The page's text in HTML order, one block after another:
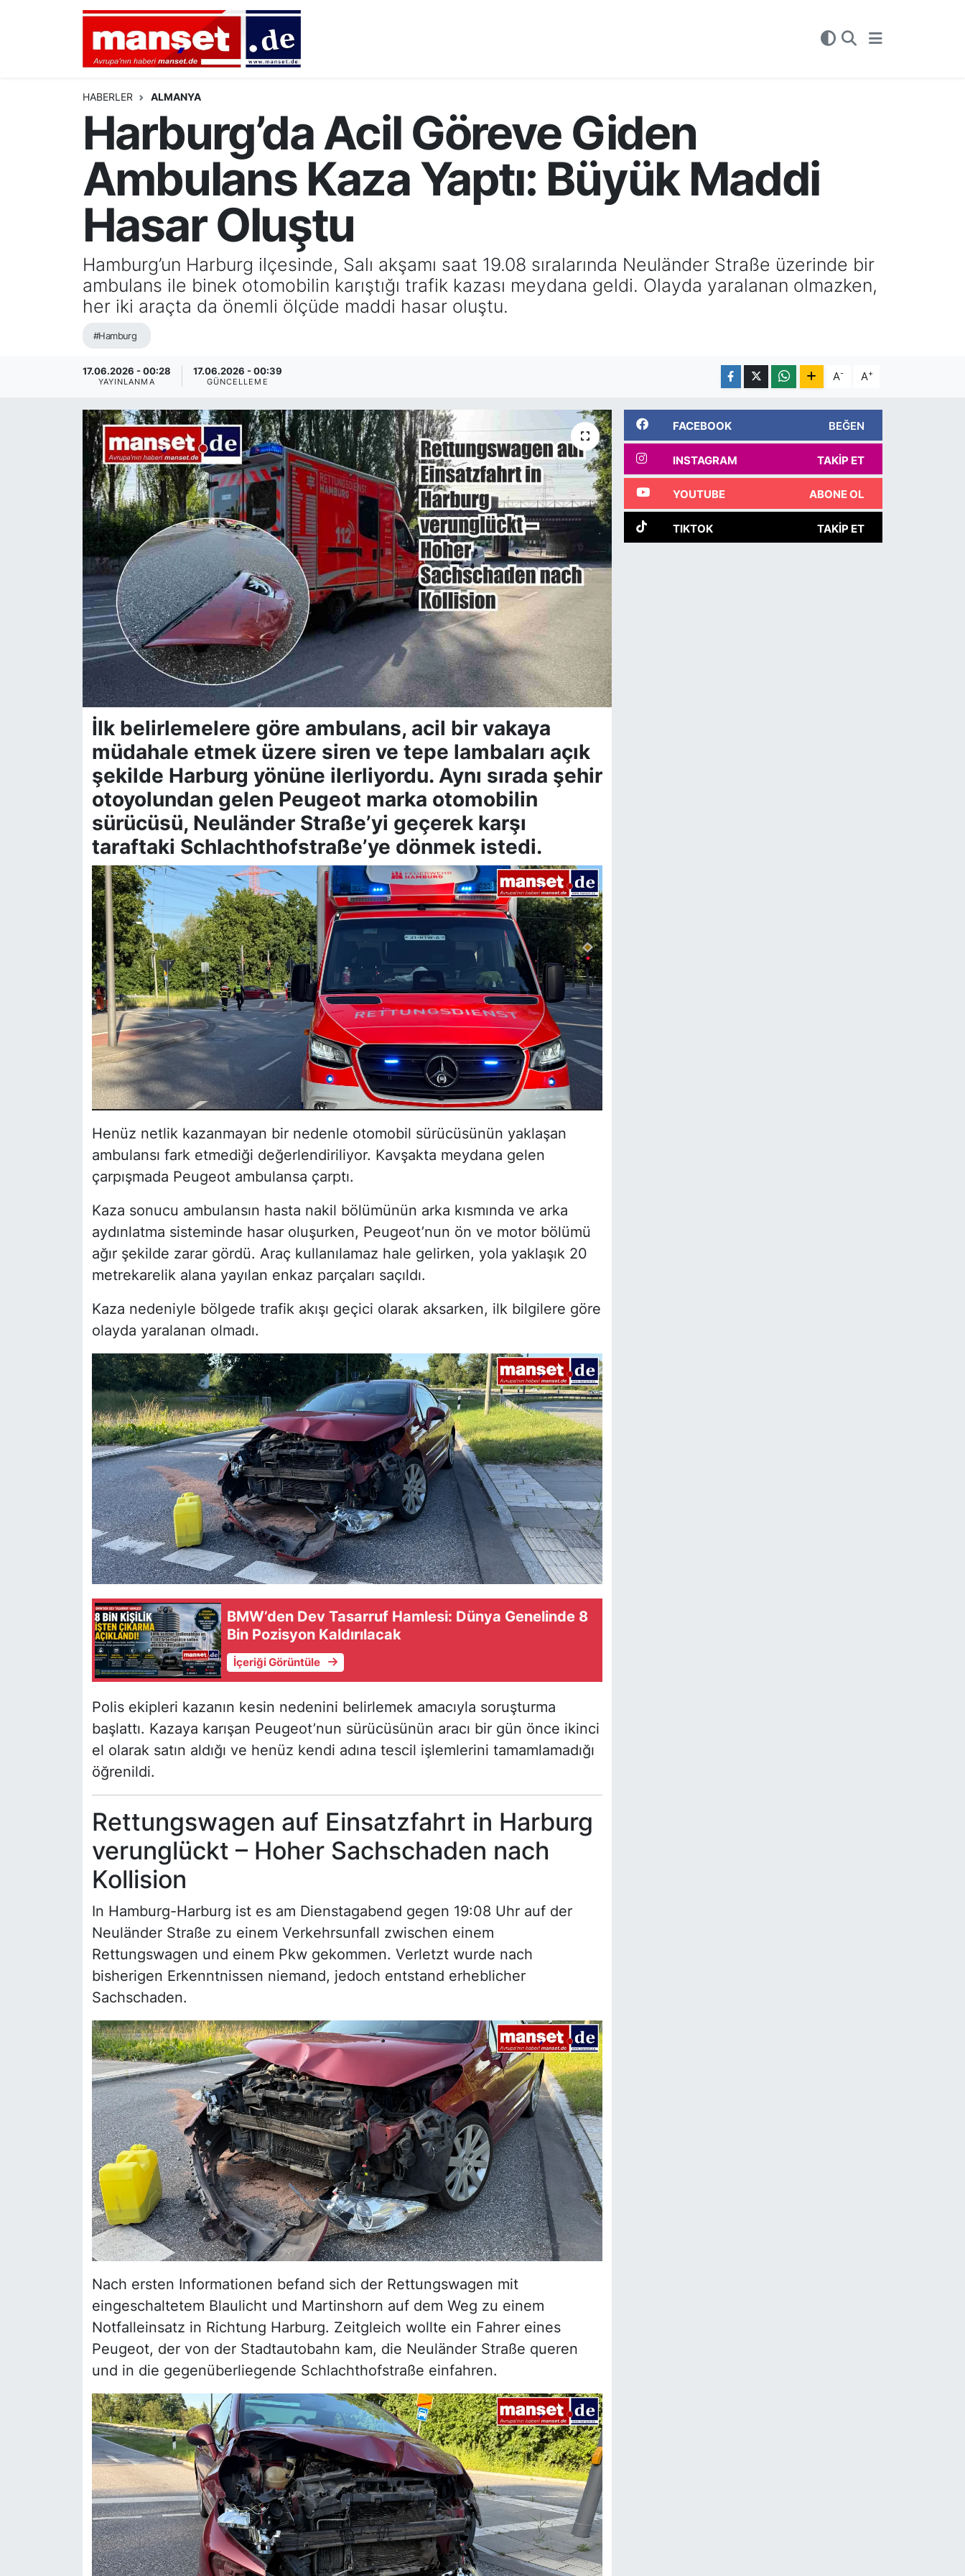
HABERLER ALMANYA
Harburg’da Acil Göreve Giden
Ambulans Kaza Yaptı: Büyük Maddi
Hasar Oluştu
Hamburg’un Harburg ilçesinde, Salı akşamı saat 19.08 sıralarında Neuländer Straße üzerinde bir
ambulans ile binek otomobilin karıştığı trafik kazası meydana geldi. Olayda yaralanan olmazken,
her iki araçta da önemli ölçüde maddi hasar oluştu.
#Hamburg
17.06.2026 - 00:28
YAYINLANMA
17.06.2026 - 00:39
GÜNCELLEME A- A+
İlk belirlemelere göre ambulans, acil bir vakaya
müdahale etmek üzere siren ve tepe lambaları açık
şekilde Harburg yönüne ilerliyordu. Aynı sırada şehir
otoyolundan gelen Peugeot marka otomobilin
sürücüsü, Neuländer Straße’yi geçerek karşı
taraftaki Schlachthofstraße’ye dönmek istedi.
Henüz netlik kazanmayan bir nedenle otomobil sürücüsünün yaklaşan
ambulansı fark etmediği değerlendiriliyor. Kavşakta meydana gelen
çarpışmada Peugeot ambulansa çarptı.
Kaza sonucu ambulansın hasta nakil bölümünün arka kısmında ve arka
aydınlatma sisteminde hasar oluşurken, Peugeot’nun ön ve motor bölümü
ağır şekilde zarar gördü. Araç kullanılamaz hale gelirken, yola yaklaşık 20
metrekarelik alana yayılan enkaz parçaları saçıldı.
Kaza nedeniyle bölgede trafik akışı geçici olarak aksarken, ilk bilgilere göre
olayda yaralanan olmadı.
BMW’den Dev Tasarruf Hamlesi: Dünya Genelinde 8
Bin Pozisyon Kaldırılacak
İçeriği Görüntüle
Polis ekipleri kazanın kesin nedenini belirlemek amacıyla soruşturma
başlattı. Kazaya karışan Peugeot’nun sürücüsünün aracı bir gün önce ikinci
el olarak satın aldığı ve henüz kendi adına tescil işlemlerini tamamlamadığı
öğrenildi.
Rettungswagen auf Einsatzfahrt in Harburg
verunglückt – Hoher Sachschaden nach
Kollision
In Hamburg-Harburg ist es am Dienstagabend gegen 19:08 Uhr auf der
Neuländer Straße zu einem Verkehrsunfall zwischen einem
Rettungswagen und einem Pkw gekommen. Verletzt wurde nach
bisherigen Erkenntnissen niemand, jedoch entstand erheblicher
Sachschaden.
Nach ersten Informationen befand sich der Rettungswagen mit
eingeschaltetem Blaulicht und Martinshorn auf dem Weg zu einem
Notfalleinsatz in Richtung Harburg. Zeitgleich wollte ein Fahrer eines
Peugeot, der von der Stadtautobahn kam, die Neuländer Straße queren
und in die gegenüberliegende Schlachthofstraße einfahren.
FACEBOOK BEĞEN
INSTAGRAM TAKIP ET
YOUTUBE ABONE OL
TIKTOK TAKIP ET
AVRUPA
ALMANYA
TÜRKİYE
DEUTSCH
EKONOMİ
Nöbetçi Eczaneler
Hava Durumu
Namaz Vakitleri
Trafik Durumu
Tüm Manşetler
Son Dakika Haberleri
Haber Arşivi